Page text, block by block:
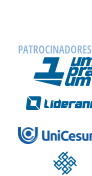
PATROCINADORES